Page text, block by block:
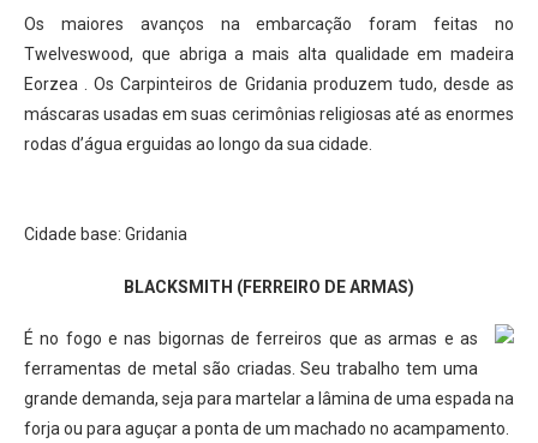
Os maiores avanços na embarcação foram feitas no
Twelveswood, que abriga a mais alta qualidade em madeira
Eorzea . Os Carpinteiros de Gridania produzem tudo, desde as
máscaras usadas em suas cerimônias religiosas até as enormes
rodas d’água erguidas ao longo da sua cidade.
Cidade base: Gridania
BLACKSMITH (FERREIRO DE ARMAS)
É no fogo e nas bigornas de ferreiros que as armas e as
ferramentas de metal são criadas. Seu trabalho tem uma
grande demanda, seja para martelar a lâmina de uma espada na
forja ou para aguçar a ponta de um machado no acampamento.